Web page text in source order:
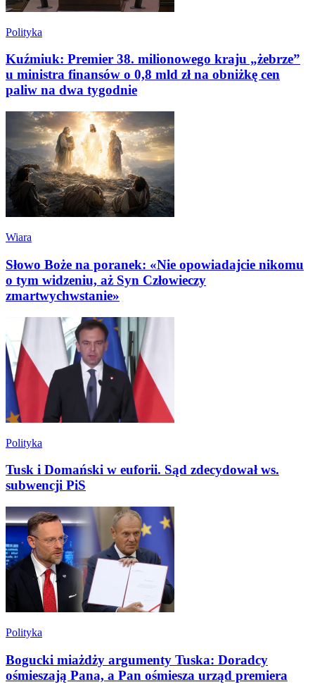
Polityka
Kuźmiuk: Premier 38. milionowego kraju „żebrze”
u ministra finansów o 0,8 mld zł na obniżkę cen
paliw na dwa tygodnie
Wiara
Słowo Boże na poranek: «Nie opowiadajcie nikomu
o tym widzeniu, aż Syn Człowieczy
zmartwychwstanie»
Polityka
Tusk i Domański w euforii. Sąd zdecydował ws.
subwencji PiS
Polityka
Bogucki miażdży argumenty Tuska: Doradcy
ośmieszają Pana, a Pan ośmiesza urząd premiera